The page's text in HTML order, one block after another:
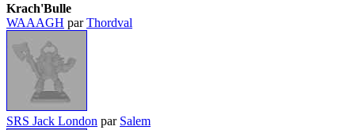
Krach'Bulle
WAAAGH parThordval
SRS Jack London par Salem